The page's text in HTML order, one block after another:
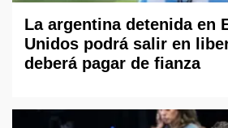
La argentina detenida en
Unidos podrá salir en
deberá pagar de fianza